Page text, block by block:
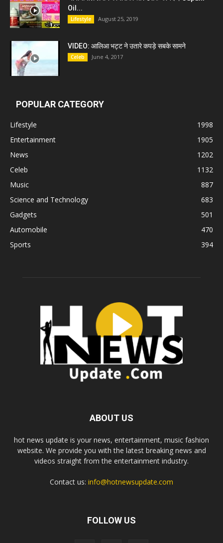
Oil...
Lifestyle August 25, 2019
VIDEO: आलिआ भट्ट ने उतारे कपड़े सबके सामने
Celeb June 4, 2017
POPULAR CATEGORY
Lifestyle
1998
Entertainment
1905
News
1202
Celeb
1132
Music
887
Science and Technology
683
Gadgets
501
Automobile
470
Sports
394
ABOUT US
hot news update is your news, entertainment, music fashion
website. We provide you with the latest breaking news and
videos straight from the entertainment industry.
Contact us: info@hotnewsupdate.com
FOLLOW US